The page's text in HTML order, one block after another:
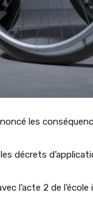
les
décrets
l’acte 2 de